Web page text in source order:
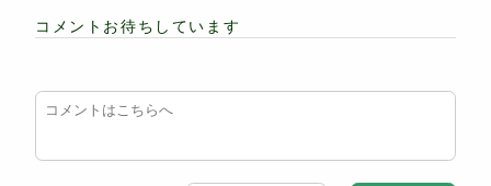
コメントお待ちしています